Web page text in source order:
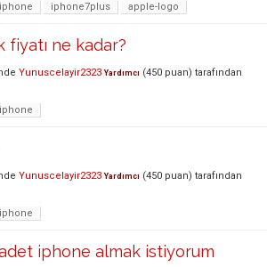
iphone iphone7plus apple-logo
fiyatı ne kadar?
Yunuscelayir2323 Yardımcı (450 puan) tarafından
iphone
Yunuscelayir2323 Yardımcı (450 puan) tarafından
iphone
iphone almak istiyorum